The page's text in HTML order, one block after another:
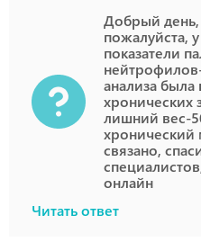
Добрый день,
пожалуйста,
показатели
анализа была
хронических
лишний вес-
хронический
связано,
онлайн
Читать ответ